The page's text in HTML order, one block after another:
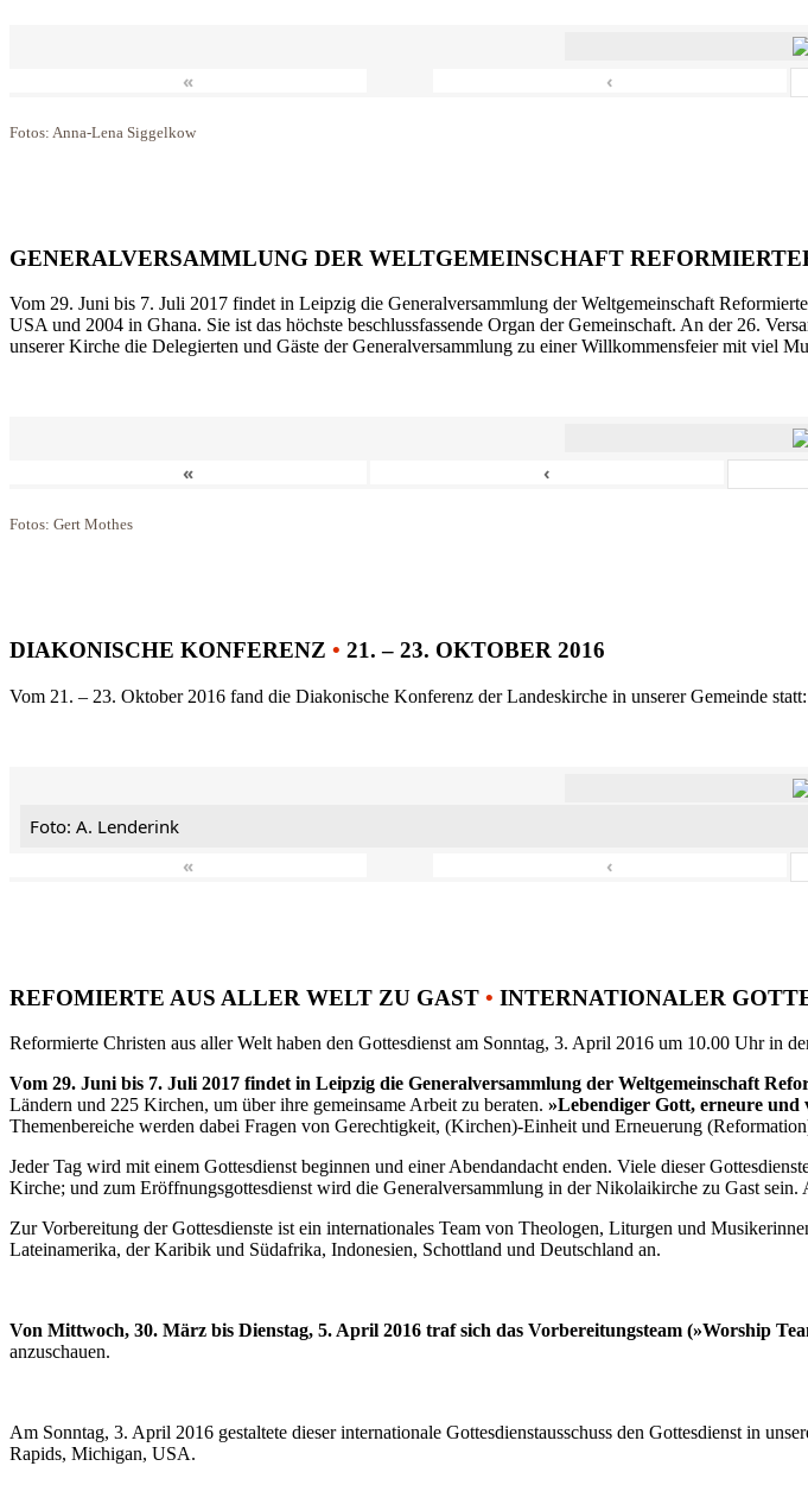
« ‹
Fotos: Anna-Lena Siggelkow
GENERALVERSAMMLUNG DER WELTGEMEINSCHAFT
Vom 29. Juni bis 7. Juli 2017 findet in Leipzig die Generalversammlung der Weltgemeinschaft
USA und 2004 in Ghana. Sie ist das höchste beschlussfassende Organ der Gemeinschaft. An der 26.
unserer Kirche die Delegierten und Gäste der Generalversammlung zu einer Willkommensfeier mit viel
« ‹
Fotos: Gert Mothes
DIAKONISCHE KONFERENZ • 21. – 23. OKTOBER 2016
Vom 21. – 23. Oktober 2016 fand die Diakonische Konferenz der Landeskirche in unserer Gemeinde statt:
Foto: A. Lenderink
«
‹
REFOMIERTE AUS ALLER WELT ZU GAST • INTERNATIONALER
Reformierte Christen aus aller Welt haben den Gottesdienst am Sonntag, 3. April 2016 um 10.00 Uhr in
Vom 29. Juni bis 7. Juli 2017 findet in Leipzig die Generalversammlung der Weltgemeinschaft
Ländern und 225 Kirchen, um über ihre gemeinsame Arbeit zu beraten. »Lebendiger Gott, erneure und
Themenbereiche werden dabei Fragen von Gerechtigkeit, (Kirchen)-Einheit und Erneuerung
Jeder Tag wird mit einem Gottesdienst beginnen und einer Abendandacht enden. Viele dieser
Kirche; und zum Eröffnungsgottesdienst wird die Generalversammlung in der Nikolaikirche zu Gast
Zur Vorbereitung der Gottesdienste ist ein internationales Team von Theologen, Liturgen und
Lateinamerika, der Karibik und Südafrika, Indonesien, Schottland und Deutschland an.
Von Mittwoch, 30. März bis Dienstag, 5. April 2016 traf sich das Vorbereitungsteam (»Worship
anzuschauen.
Am Sonntag, 3. April 2016 gestaltete dieser internationale Gottesdienstausschuss den Gottesdienst in
Rapids, Michigan, USA.